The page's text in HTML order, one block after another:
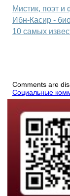
Мистик, поэт
Ибн-Касир -
10 самых
Comments are
Социальные